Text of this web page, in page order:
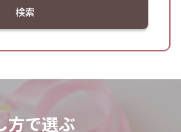
検索
方で選ぶ